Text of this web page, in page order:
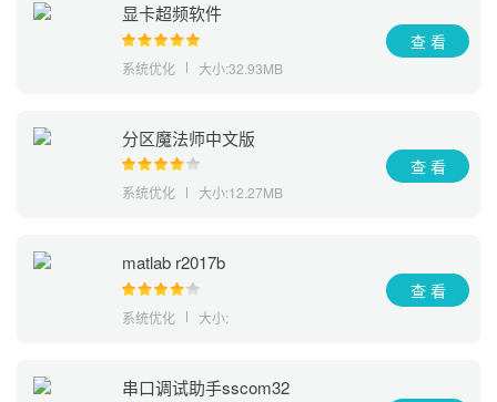
显卡超频软件
系统优化 大小:32.93MB
查 看
分区魔法师中文版
系统优化 大小:12.27MB
查 看
matlab r2017b
系统优化 大小:
查 看
串口调试助手sscom32